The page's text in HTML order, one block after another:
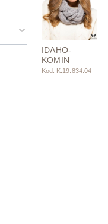
IDAHO-
KOMIN
Kod: K.19.834.04